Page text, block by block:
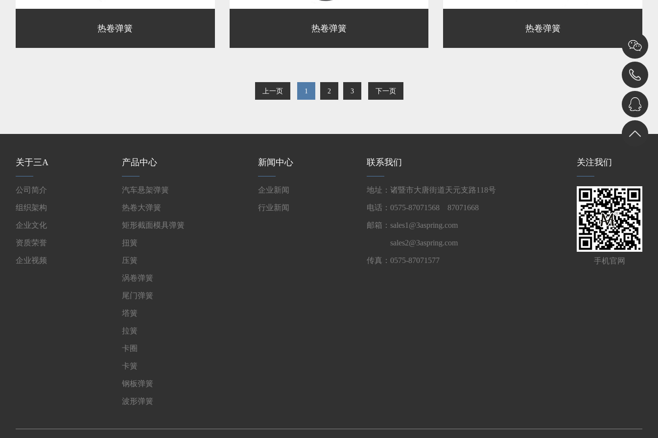
热卷弹簧 热卷弹簧 热卷弹簧
上一页 1 2 3 下一页
关于三A
公司简介
组织架构
企业文化
资质荣誉
企业视频
产品中心
汽车悬架弹簧
热卷大弹簧
矩形截面模具弹簧
扭簧
压簧
涡卷弹簧
尾门弹簧
塔簧
拉簧
卡圈
卡簧
钢板弹簧
波形弹簧
新闻中心
企业新闻
行业新闻
联系我们
地址：诸暨市大唐街道天元支路118号
电话：0575-87071568 87071668
邮箱：sales1@3aspring.com
sales2@3aspring.com
传真：0575-87071577
关注我们
手机官网